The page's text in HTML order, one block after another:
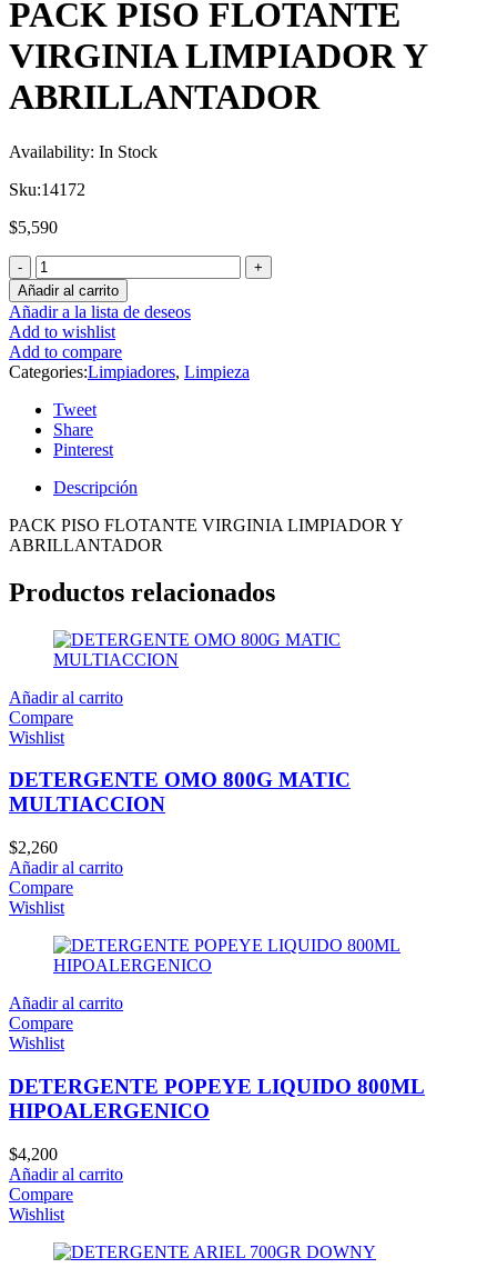
PACK PISO FLOTANTE
VIRGINIA LIMPIADOR Y
ABRILLANTADOR
Availability: In Stock
Sku:14172
$5,590
Añadir al carrito
Añadir a la lista de deseos
Add to wishlist
Add to compare
Categories:Limpiadores, Limpieza
Tweet
Share
Pinterest
Descripción
PACK PISO FLOTANTE VIRGINIA LIMPIADOR Y
ABRILLANTADOR
Productos relacionados
Añadir al carrito
Compare
Wishlist
DETERGENTE OMO 800G MATIC
MULTIACCION
$2,260
Añadir al carrito
Compare
Wishlist
Añadir al carrito
Compare
Wishlist
DETERGENTE POPEYE LIQUIDO 800ML
HIPOALERGENICO
$4,200
Añadir al carrito
Compare
Wishlist